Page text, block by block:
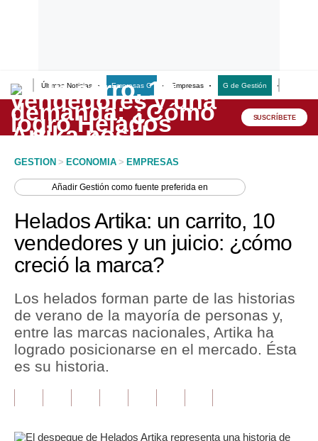
Últimas Noticias Empresas G Empresas G de Gestión
Lo último
Peru Quiosco
Economía
Mercados
Política
Tu Dinero
Finanzas Personales
SUSCRÍBETE
GESTION > ECONOMIA > EMPRESAS
AñadirGestión como fuente preferida en
Helados Artika: un carrito, 10
vendedores y un juicio: ¿cómo
creció la marca?
Los helados forman parte de las historias
de verano de la mayoría de personas y,
entre las marcas nacionales, Artika ha
logrado posicionarse en el mercado. Ésta
es su historia.